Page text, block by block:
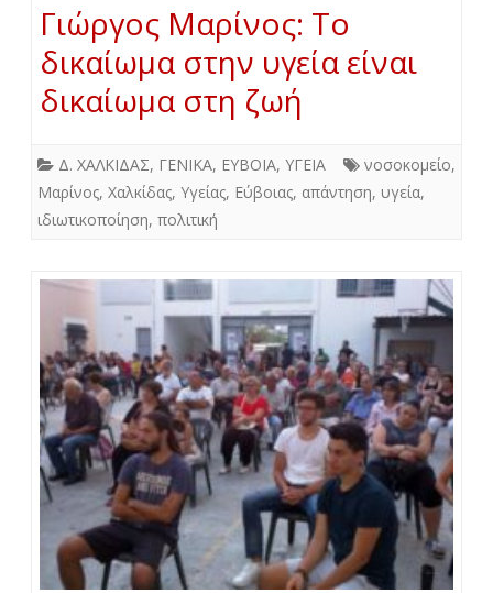
Γιώργος Μαρίνος: Το
δικαίωμα στην υγεία είναι
δικαίωμα στη ζωή
Δ. ΧΑΛΚΙΔΑΣ, ΓΕΝΙΚΑ, ΕΥΒΟΙΑ, ΥΓΕΙΑ νοσοκομείο,
Μαρίνος, Χαλκίδας, Υγείας, Εύβοιας, απάντηση, υγεία,
ιδιωτικοποίηση, πολιτική